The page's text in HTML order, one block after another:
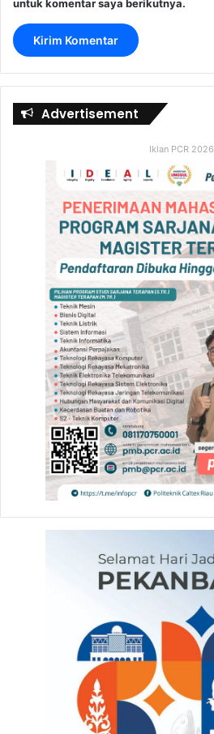
untuk komentar saya berikutnya.
Advertisement
Iklan PCR 2026